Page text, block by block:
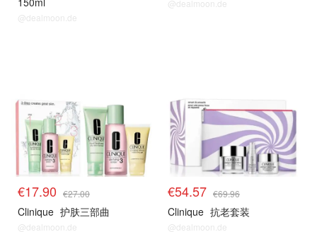
@dealmoon.de
@dealmoon.de
€17.90 €27.00
Clinique 护肤三部曲
@dealmoon.de
€54.57 €69.96
Clinique 抗老套装
@dealmoon.de